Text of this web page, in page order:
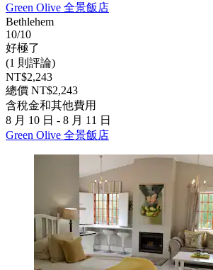
Green Olive 全景飯店
Bethlehem
10/10
好極了
(1 則評論)
NT$2,243
總價 NT$2,243
含稅金和其他費用
8 月 10 日 - 8 月 11 日
Green Olive 全景飯店